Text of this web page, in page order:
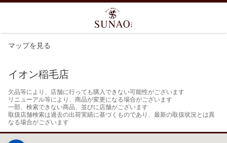
マップを見る
イオン稲毛店
欠品等により、店舗に行っても購入できない可能性がございます
リニューアル等により、商品が変更になる場合がございます
一部、検索できない商品、並びに店舗がございます
取扱店舗検索は過去の出荷実績に基づくものであり、最新の取扱状況とは異
なる場合がございます